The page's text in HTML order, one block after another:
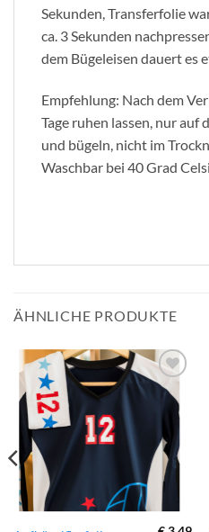
Sekunden, Transferfolie
ca. 3 Sekunden
dem Bügeleisen dauert es
Empfehlung: Nach dem
Tage ruhen lassen, nur auf
und bügeln, nicht im
Waschbar bei 40 Grad
ÄHNLICHE PRODUKTE
zur
Wunschliste
hinzufügen